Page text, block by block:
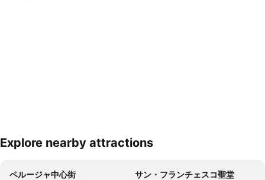
地図を拡大
Explore nearby attractions
ペルージャ中心街
サン・フランチェスコ聖堂